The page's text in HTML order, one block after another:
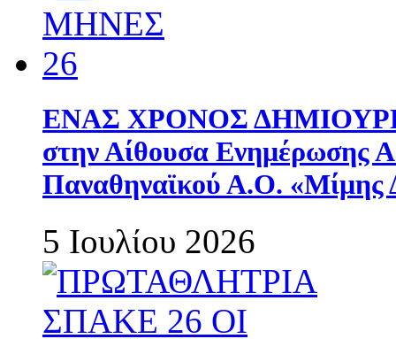
ΕΝΑΣ ΧΡΟΝΟΣ
στην Αίθουσα Ενημέρωσης
Παναθηναϊκού Α.Ο. «Μίμης
5 Ιουλίου 2026